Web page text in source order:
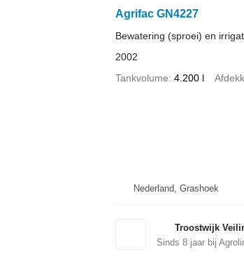
Agrifac GN4227
Bewatering (sproei) en
2002
Tankvolume 4.200 l
Nederland, Grashoek
Troostwijk
Sinds 8jaar bij